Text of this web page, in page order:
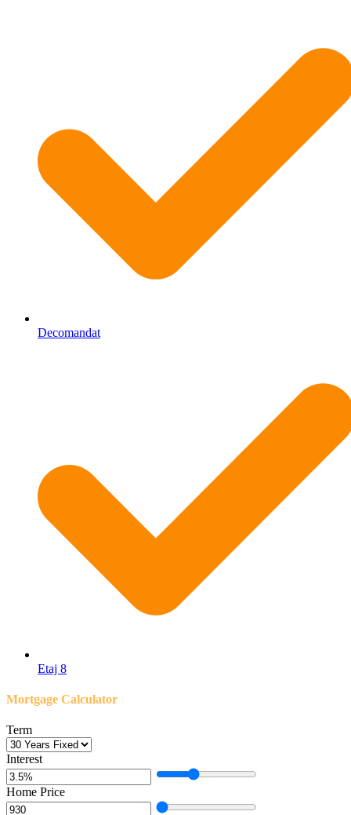
Decomandat
Etaj 8
Mortgage Calculator
Term
Interest
Home Price